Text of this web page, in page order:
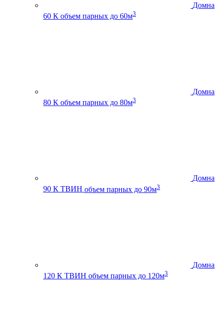
Домна
60 К объем парных до 60м3
Домна
80 К объем парных до 80м3
Домна
90 К ТВИН объем парных до 90м3
Домна
120 К ТВИН объем парных до 120м3